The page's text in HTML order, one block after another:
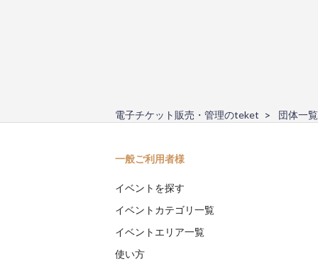
電子チケット販売・管理のteket 団体一覧
一般ご利用者様
イベントを探す
イベントカテゴリ一覧
イベントエリア一覧
使い方